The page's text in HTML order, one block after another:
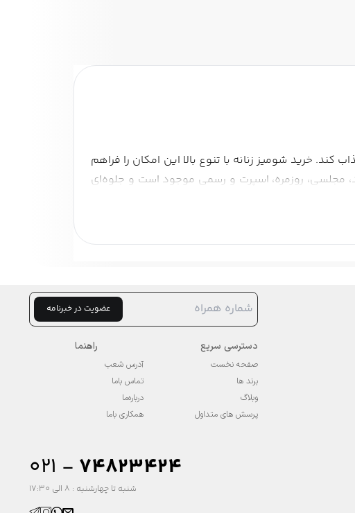
خرید شومیز زنانه با تنوع بالا این امکان را فراهم
مجلسی، روزمره، اسپرت و رسمی موجود است و جلوه‌ای
خریدی مطمئن و رضایت‌بخش داشته باشید.
و شیک بودن را فراهم می‌کند.
باکیفیت مانند ساتن، کرپ یا حریر تولید می‌شوند و
عضویت در خبرنامه
دسترسی سریع
صفحه نخست
برند ها
وبلاگ
پرسش های متداول
راهنما
آدرس شعب
تماس باما
درباره‌ما
همکاری باما
۰۲۱ - 74823424
شنبه تا چهارشنبه : 8 الی 17:30